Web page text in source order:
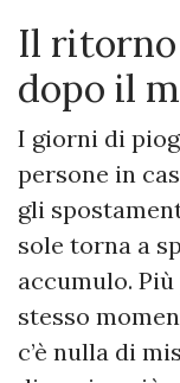
Il
dopo il
I giorni di
persone in
gli
sole torna a
accumulo.
stesso
c’è nulla di